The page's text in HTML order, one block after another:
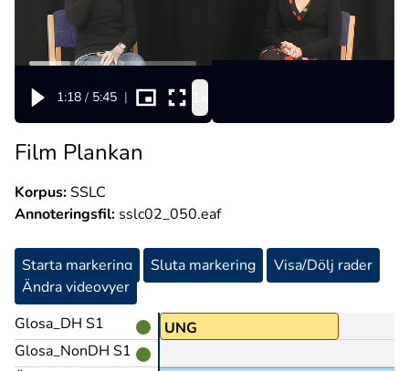
1:18 / 5:45 |
Film Plankan
Korpus:SSLC
Annoteringsfil: sslc02_050.eaf
Starta markering Sluta markering
Visa/Dölj rader
Ändra videovyer
Glosa_DH S1
Glosa_NonDH S1
UNG